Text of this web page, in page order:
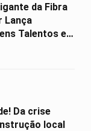
da Fibra
Lança
Talentos e
Da crise
local